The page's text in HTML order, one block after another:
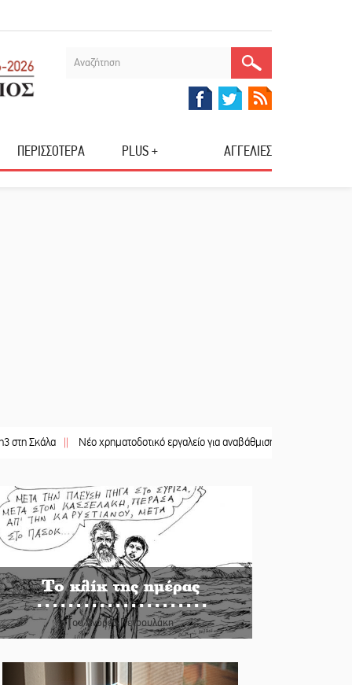
ΠΕΡΙΣΣΟΤΕΡΑ PLUS + ΑΓΓΕΛΙΕΣ
|| Νέο χρηματοδοτικό εργαλείο για αναβάθμιση του οδικού δικτύου της
Το κλίκ της ημέρας
Του Ανδρέα Πετρουλάκη